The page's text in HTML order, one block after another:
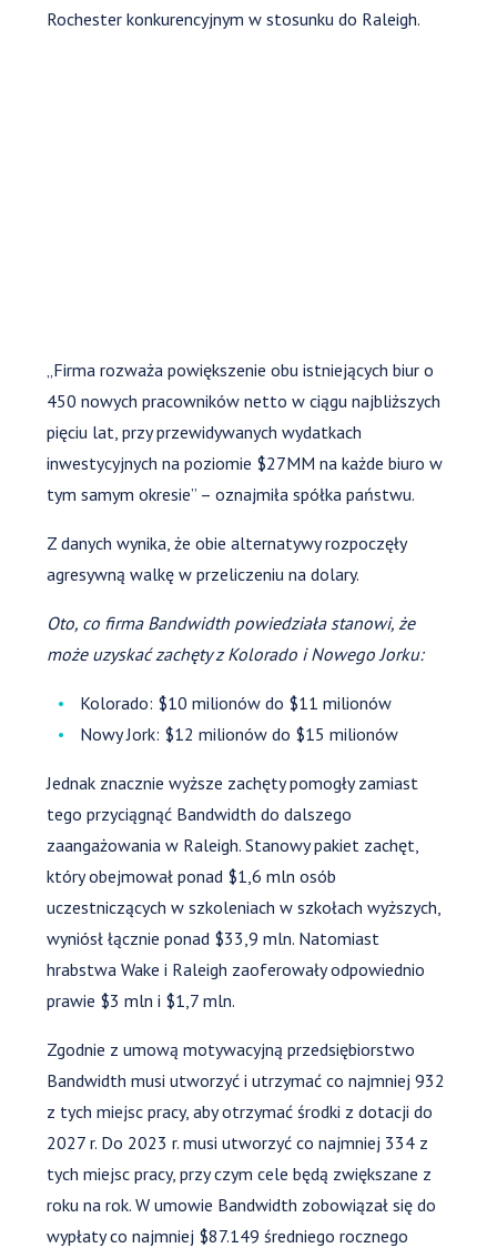
Rochester konkurencyjnym w stosunku do Raleigh.
„Firma rozważa powiększenie obu istniejących biur o
450 nowych pracowników netto w ciągu najbliższych
pięciu lat, przy przewidywanych wydatkach
inwestycyjnych na poziomie $27MM na każde biuro w
tym samym okresie” – oznajmiła spółka państwu.
Z danych wynika, że obie alternatywy rozpoczęły
agresywną walkę w przeliczeniu na dolary.
Oto, co firma Bandwidth powiedziała stanowi, że
może uzyskać zachęty z Kolorado i Nowego Jorku:
Kolorado: $10 milionów do $11 milionów
Nowy Jork: $12 milionów do $15 milionów
Jednak znacznie wyższe zachęty pomogły zamiast
tego przyciągnąć Bandwidth do dalszego
zaangażowania w Raleigh. Stanowy pakiet zachęt,
który obejmował ponad $1,6 mln osób
uczestniczących w szkoleniach w szkołach wyższych,
wyniósł łącznie ponad $33,9 mln. Natomiast
hrabstwa Wake i Raleigh zaoferowały odpowiednio
prawie $3 mln i $1,7 mln.
Zgodnie z umową motywacyjną przedsiębiorstwo
Bandwidth musi utworzyć i utrzymać co najmniej 932
z tych miejsc pracy, aby otrzymać środki z dotacji do
2027 r. Do 2023 r. musi utworzyć co najmniej 334 z
tych miejsc pracy, przy czym cele będą zwiększane z
roku na rok. W umowie Bandwidth zobowiązał się do
wypłaty co najmniej $87.149 średniego rocznego